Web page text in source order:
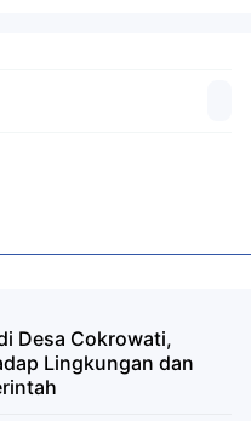
Desa Cokrowati,
Lingkungan dan